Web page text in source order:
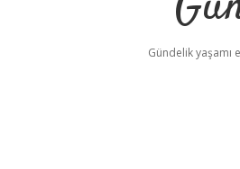
Gündelik yaşamı